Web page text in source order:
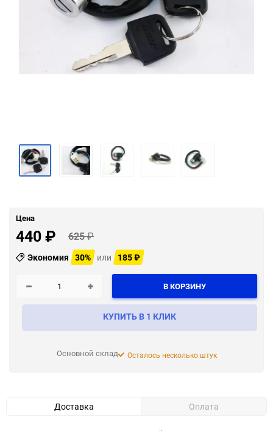
Цена
440₽ 625₽
Экономия 30% или 185₽
В КОРЗИНУ
КУПИТЬ В 1 КЛИК
Основной склад Осталось несколько штук
Доставка Оплата